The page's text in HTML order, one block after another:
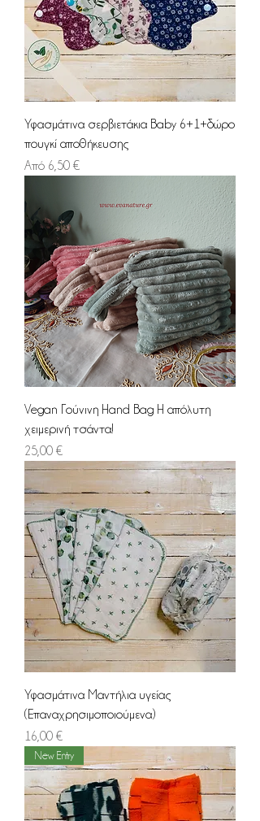
Υφασμάτινα σερβιετάκια Baby 6+1+δώρο
πουγκί αποθήκευσης
Από 6,50 €
Τιμή Έκπτωσης
Vegan Γούνινη Hand Bag Η απόλυτη
χειμερινή τσάντα!
Τιμή
25,00 €
Υφασμάτινα Μαντήλια υγείας
(Επαναχρησιμοποιούμενα)
Τιμή
16,00 €
New Entry